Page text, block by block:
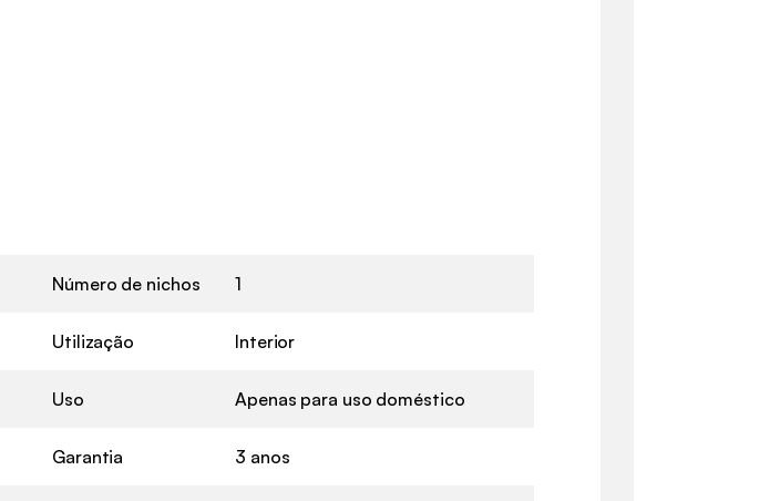
Número de nichos 1
Utilização Interior
Uso Apenas para uso doméstico
Garantia 3 anos